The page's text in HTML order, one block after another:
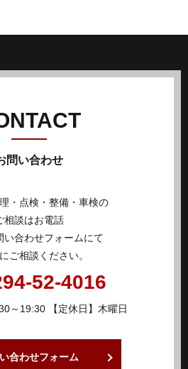
問い合わせ
・点検・整備・車検の
相談はお電話
い合わせフォームにて
ご相談ください。
52-4016
～19:30 【定休日】木曜日
合わせフォーム